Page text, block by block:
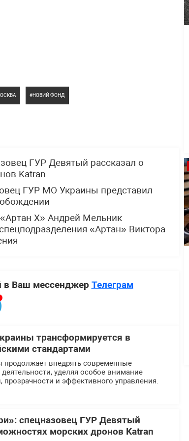
НОВИЙ ФОНД
ГУР Девятый рассказал о
Katran
ГУР МО Украины представил
Х» Андрей Мельник
«Артан» Виктора
в Ваш мессенджер Телеграм
трансформируется в
стандартами
продолжает внедрять современные
уделяя особое внимание
и эффективного управления.
спецназовец ГУР Девятый
морских дронов Katran